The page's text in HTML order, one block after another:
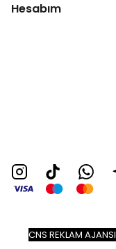
Hesabım
CNS REKLAM AJANSI